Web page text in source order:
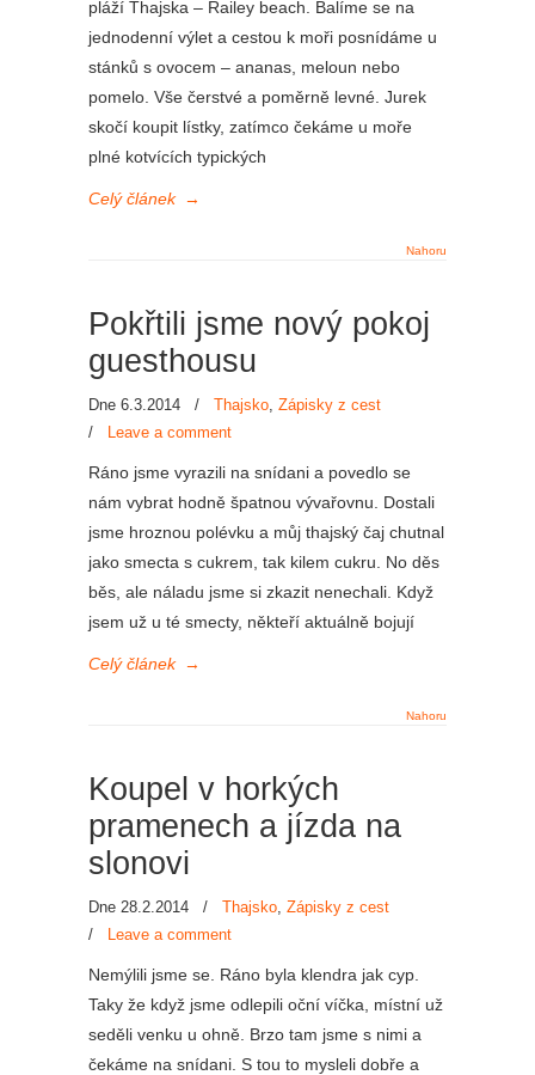
pláží Thajska – Railey beach. Balíme se na
jednodenní výlet a cestou k moři posnídáme u
stánků s ovocem – ananas, meloun nebo
pomelo. Vše čerstvé a poměrně levné. Jurek
skočí koupit lístky, zatímco čekáme u moře
plné kotvících typických
Celý článek →
Nahoru
Pokřtili jsme nový pokoj
guesthousu
Dne 6.3.2014 / Thajsko, Zápisky z cest
/
Leave a comment
Ráno jsme vyrazili na snídani a povedlo se
nám vybrat hodně špatnou vývařovnu. Dostali
jsme hroznou polévku a můj thajský čaj chutnal
jako smecta s cukrem, tak kilem cukru. No děs
běs, ale náladu jsme si zkazit nenechali. Když
jsem už u té smecty, někteří aktuálně bojují
Celý článek →
Nahoru
Koupel v horkých
pramenech a jízda na
slonovi
Dne 28.2.2014 / Thajsko, Zápisky z cest
/
Leave a comment
Nemýlili jsme se. Ráno byla klendra jak cyp.
Taky že když jsme odlepili oční víčka, místní už
seděli venku u ohně. Brzo tam jsme s nimi a
čekáme na snídani. S tou to mysleli dobře a